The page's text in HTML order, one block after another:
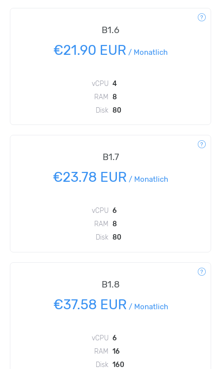
B1.6
€21.90 EUR / Monatlich
vCPU 4
RAM
8
Disk 80
B1.7
€23.78 EUR / Monatlich
vCPU 6
RAM
8
Disk 80
B1.8
€37.58 EUR / Monatlich
vCPU 6
RAM
16
Disk 160